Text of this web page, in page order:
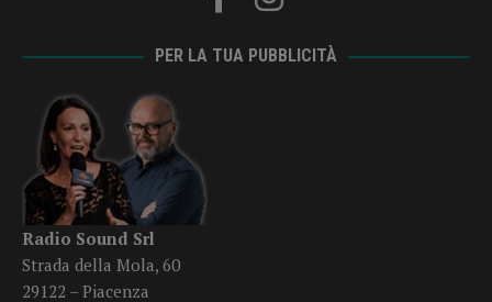
PER LA TUA PUBBLICITÀ
Radio Sound Srl
Strada della Mola, 60
29122 – Piacenza